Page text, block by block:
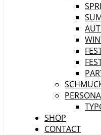
SHOP
CONTACT